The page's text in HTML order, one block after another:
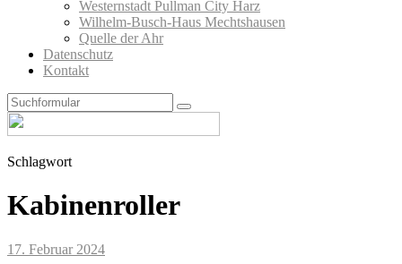
Westernstadt Pullman City Harz
Wilhelm-Busch-Haus Mechtshausen
Quelle der Ahr
Datenschutz
Kontakt
Search
Schlagwort
Kabinenroller
17. Februar 2024